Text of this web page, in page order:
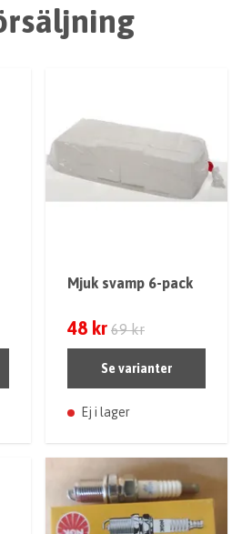
Mjuk svamp 6-pack
48 kr 69 kr
Se varianter
Ej i lager